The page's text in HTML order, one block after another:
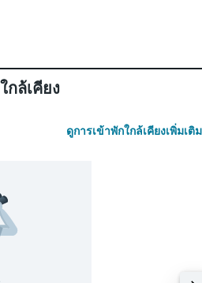
กล้เคียง
ดูการเข้าพักใกล้เคียงเพิ่มเติม